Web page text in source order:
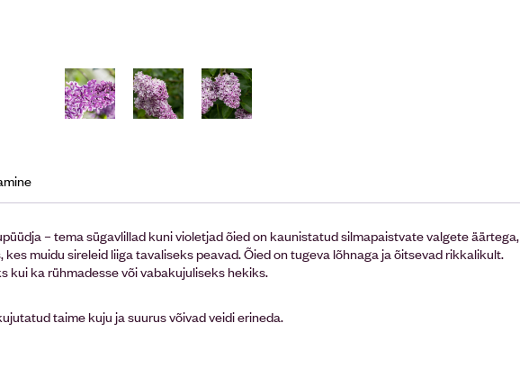
– tema sügavlillad kuni violetjad õied on kaunistatud silmapaistvate valgete äärtega,
muidu sireleid liiga tavaliseks peavad. Õied on tugeva lõhnaga ja õitsevad rikkalikult.
kui ka rühmadesse või vabakujuliseks hekiks.
taime kuju ja suurus võivad veidi erineda.